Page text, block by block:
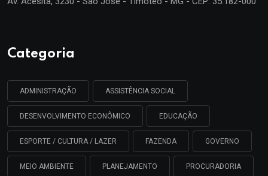
Categoria
ADMINISTRAÇÃO ASSISTÊNCIA SOCIAL
DESENVOLVIMENTO ECONÔMICO EDUCAÇÃO
ESPORTE / CULTURA / LAZER FAZENDA GOVERNO
MEIO AMBIENTE PLANEJAMENTO PROCURADORIA